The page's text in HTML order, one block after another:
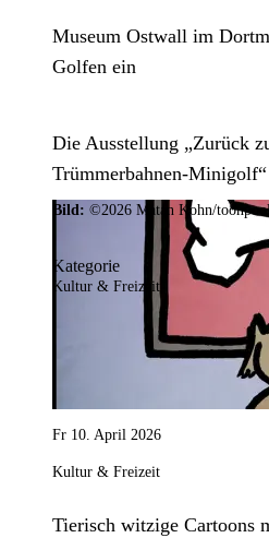
Museum Ostwall im
Golfen ein
Die Ausstellung „Zurück
Trümmerbahnen-
Bild: ©2026 Matan Kohn/
Kategorie
Kultur & Freizeit
Fr 10. April 2026
Kultur & Freizeit
Tierisch witzige Cartoons